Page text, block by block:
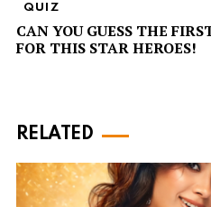
QUIZ
CAN YOU GUESS THE
FOR THIS STAR HEROES!
RELATED